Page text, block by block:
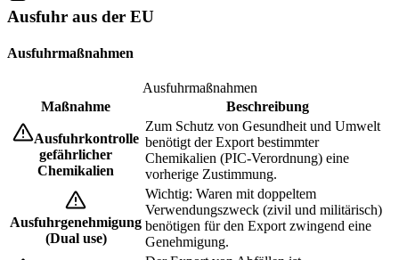
Ausfuhr aus der EU
Ausfuhrmaßnahmen
Ausfuhrmaßnahmen
Maßnahme
Beschreibung
Ausfuhrkontrolle
gefährlicher
Chemikalien
Zum Schutz von Gesundheit und Umwelt
benötigt der Export bestimmter
Chemikalien (PIC-Verordnung) eine
vorherige Zustimmung.
Ausfuhrgenehmigung
(Dual use)
Wichtig: Waren mit doppeltem
Verwendungszweck (zivil und militärisch)
benötigen für den Export zwingend eine
Genehmigung.